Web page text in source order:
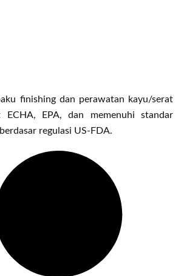
finishing dan perawatan kayu/serat
ECHA, EPA, dan memenuhi standar
regulasi US-FDA.